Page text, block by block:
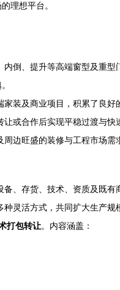
理想平台。
倒、提升等高端窗型及重
装及商业项目，积累了良好
或合作后实现平稳过渡与快
边旺盛的装修与工程市场需
、存货、技术、资质及既有
灵活方式，共同扩大生产规
打包转让。内容涵盖：